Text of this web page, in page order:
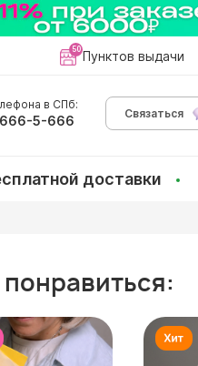
Пунктов выдачи
в СПб:
666-5-666
Связаться
доставки